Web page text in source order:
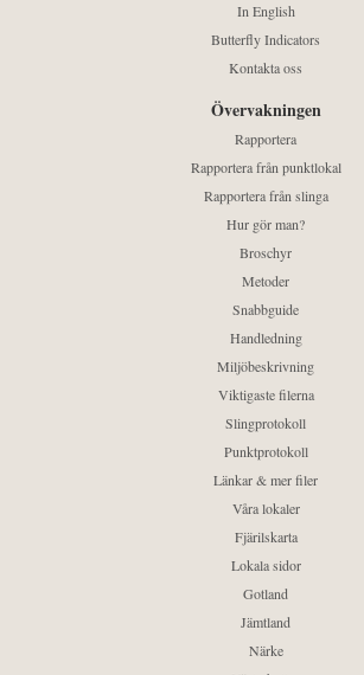
In English
Butterfly Indicators
Kontakta oss
Övervakningen
Rapportera
Rapportera från punktlokal
Rapportera från slinga
Hur gör man?
Broschyr
Metoder
Snabbguide
Handledning
Miljöbeskrivning
Viktigaste filerna
Slingprotokoll
Punktprotokoll
Länkar & mer filer
Våra lokaler
Fjärilskarta
Lokala sidor
Gotland
Jämtland
Närke